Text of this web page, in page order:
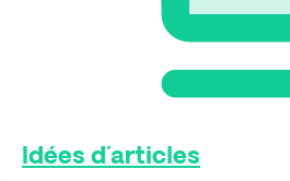
Idées d'articles